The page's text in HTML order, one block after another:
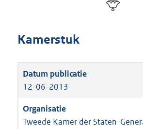
Kamerstuk
12-06-2013
Tweede Kamer der Staten-